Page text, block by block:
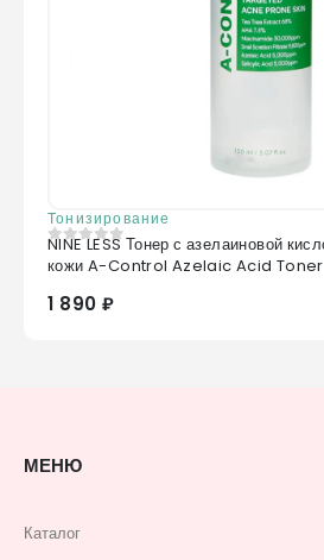
Тонизирование
0из 5
NINE LESS Тонер с азелаиновой
кожи A-Control Azelaic Acid Toner
1 890 ₽
МЕНЮ
Каталог